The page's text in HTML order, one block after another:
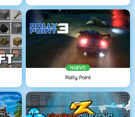
NUEVO
Rally Point